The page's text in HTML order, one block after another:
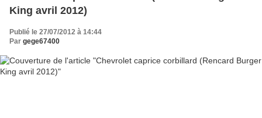
King avril 2012)
Publié le 27/07/2012 à 14:44
Par gege67400